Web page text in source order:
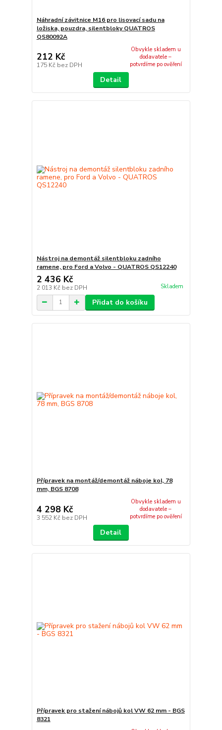
Náhradní závitnice M16 pro lisovací sadu na
ložiska, pouzdra, silentbloky QUATROS
QS80092A
212 Kč
175 Kč bez DPH
Obvykle skladem u
dodavatele –
potvrdíme po ověření
Detail
Nástroj na demontáž silentbloku zadního
ramene, pro Ford a Volvo - QUATROS QS12240
2 436 Kč
2 013 Kč bez DPH Skladem
Přidat do košíku
Přípravek na montáž/demontáž náboje kol, 78
mm, BGS 8708
4 298 Kč
3 552 Kč bez DPH
Obvykle skladem u
dodavatele –
potvrdíme po ověření
Detail
Přípravek pro stažení nábojů kol VW 62 mm - BGS
8321